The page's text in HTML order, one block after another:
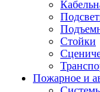
Стойки
Пожарное и